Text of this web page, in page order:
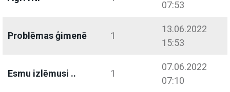
07:53
Problēmas ģimenē 1
13.06.2022
15:53
Esmu izlēmusi .. 1
07.06.2022
07:10